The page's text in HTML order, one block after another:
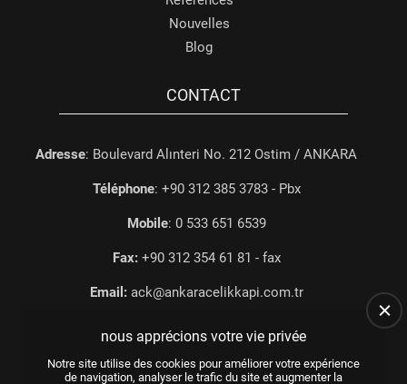
Nouvelles
Blog
CONTACT
Adresse: Boulevard Alınteri No. 212 Ostim / ANKARA
Téléphone: +90 312 385 3783 - Pbx
Mobile: 0 533 651 6539
Fax:+90 312 354 61 81 - fax
Email:ack@ankaracelikkapi.com.tr
nous apprécions votre vie privée
Notre site utilise des cookies pour améliorer votre expérience
de navigation, analyser le trafic du site et augmenter la